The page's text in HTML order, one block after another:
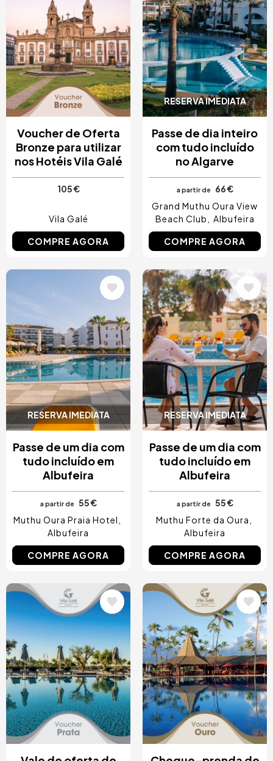
Voucher de Oferta
Bronze para utilizar
nos Hotéis Vila Galé
105 €
Vila Galé
COMPRE AGORA
RESERVA IMEDIATA
Passe de dia inteiro
com tudo incluído
no Algarve
a partir de
66 €
Grand Muthu Oura View
Beach Club
Albufeira
COMPRE AGORA
RESERVA IMEDIATA
Passe de um dia com
tudo incluído em
Albufeira
a partir de
55 €
Muthu Oura Praia Hotel
Albufeira
COMPRE AGORA
RESERVA IMEDIATA
Imagem
Passe de um dia com
tudo incluído em
Albufeira
a partir de
55 €
Muthu Forte da Oura
Albufeira
COMPRE AGORA
Imagem Imagem